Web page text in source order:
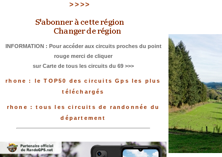
>>>>
INFORMATION : Pour accéder aux circuits proches du point
rouge merci de cliquer
sur Carte de tous les circuits du 69 >>>
rhone : le TOP50 des circuits Gps les plus
téléchargés
rhone : tous les circuits de randonnée du
département